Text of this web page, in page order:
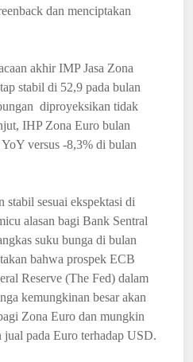
dan menciptakan
akhir IMP Jasa Zona
stabil di 52,9 pada bulan
diproyeksikan tidak
IHP Zona Euro bulan
versus -8,3% di bulan
stabil sesuai ekspektasi di
alasan bagi Bank Sentral
suku bunga di bulan
bahwa prospek ECB
Reserve (The Fed) dalam
kemungkinan besar akan
Zona Euro dan mungkin
jual pada Euro terhadap USD.